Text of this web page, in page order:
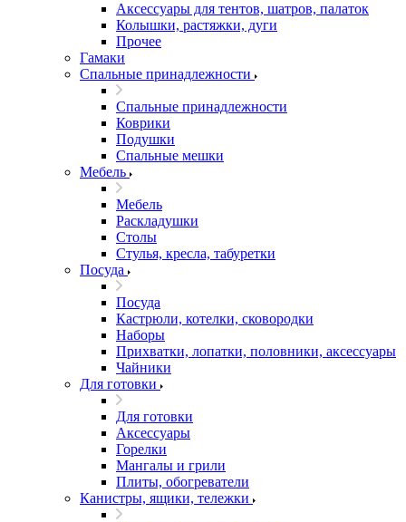
Аксессуары для тентов, шатров, палаток
Колышки, растяжки, дуги
Прочее
Гамаки
Спальные принадлежности
Спальные принадлежности
Коврики
Подушки
Спальные мешки
Мебель
Мебель
Раскладушки
Столы
Стулья, кресла, табуретки
Посуда
Посуда
Кастрюли, котелки, сковородки
Наборы
Прихватки, лопатки, половники, аксессуары
Чайники
Для готовки
Для готовки
Аксессуары
Горелки
Мангалы и грили
Плиты, обогреватели
Канистры, ящики, тележки